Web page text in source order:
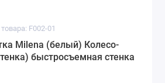
F002-01
Milena (белый) Колесо-
быстросъемная стенка